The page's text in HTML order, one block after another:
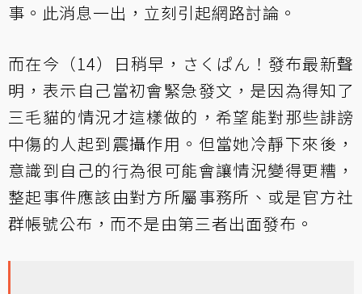
事。此消息一出，立刻引起網路討論。
而在今（14）日稍早，さくぱん！發布最新聲
明，表示自己當初會緊急發文，是因為得知了
三毛貓的情況才這樣做的，希望能對那些誹謗
中傷的人起到震攝作用。但當她冷靜下來後，
意識到自己的行為很可能會讓情況變得更糟，
整起事件應該由對方所屬事務所、或是官方社
群帳號公布，而不是由第三者出面發布。